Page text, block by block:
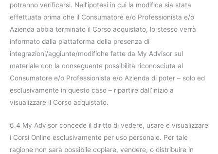
potranno verificarsi. Nell’ipotesi in cui la modifica sia stata
effettuata prima che il Consumatore e/o Professionista e/o
Azienda abbia terminato il Corso acquistato, lo stesso verrà
informato dalla piattaforma della presenza di
integrazioni/aggiunte/modifiche fatte da My Advisor sul
materiale con la conseguente possibilità riconosciuta al
Consumatore e/o Professionista e/o Azienda di poter – solo ed
esclusivamente in questo caso – ripartire dall’inizio a
visualizzare il Corso acquistato.
6.4 My Advisor concede il diritto di vedere, usare e visualizzare
i Corsi Online esclusivamente per uso personale. Per tale
ragione non sarà possibile copiare, vendere, o distribuire in